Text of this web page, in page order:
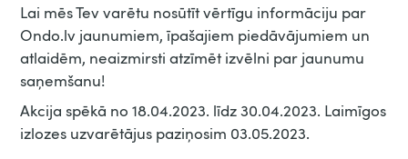
Lai mēs Tev varētu nosūtīt vērtīgu informāciju par
Ondo.lv jaunumiem, īpašajiem piedāvājumiem un
atlaidēm, neaizmirsti atzīmēt izvēlni par jaunumu
saņemšanu!
Akcija spēkā no 18.04.2023. līdz 30.04.2023. Laimīgos
izlozes uzvarētājus paziņosim 03.05.2023.